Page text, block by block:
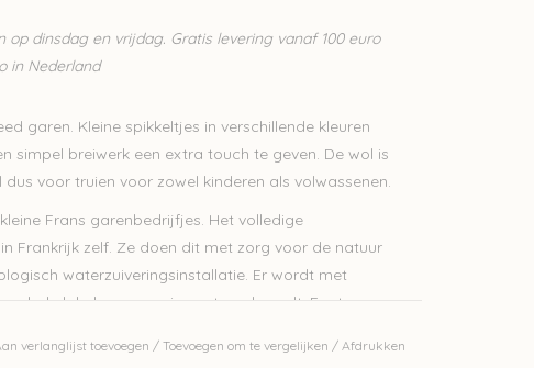
op dinsdag en vrijdag. Gratis levering vanaf 100 euro
in Nederland
garen. Kleine spikkeltjes in verschillende kleuren
simpel breiwerk een extra touch te geven. De wol is
voor truien voor zowel kinderen als volwassenen.
Frans garenbedrijfjes. Het volledige
Frankrijk zelf. Ze doen dit met zorg voor de natuur
waterzuiveringsinstallatie. Er wordt met
de lokale economie gesteund wordt. Fonty
en de oorsprong van de grondstoffen.
verlanglijst toevoegen / Toevoegen om te vergelijken / Afdrukken